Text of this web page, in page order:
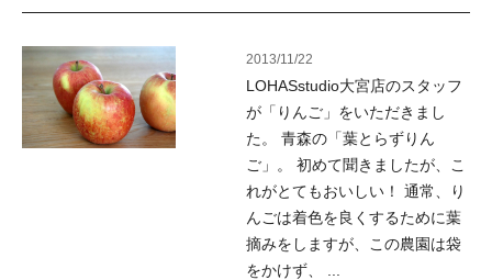
2013/11/22
LOHASstudio大宮店のスタッフ
が「りんご」をいただきまし
た。 青森の「葉とらずりん
ご」。 初めて聞きましたが、こ
れがとてもおいしい！ 通常、り
んごは着色を良くするために葉
摘みをしますが、この農園は袋
をかけず、 ...